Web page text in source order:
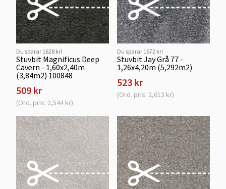
Du sparar 1628 kr!
Stuvbit Magnificus Deep
Cavern - 1,60x2,40m
(3,84m2) 100848
509 kr
(Ord. pris: 2,544 kr)
Du sparar 1672 kr!
Stuvbit Jay Grå 77 -
1,26x4,20m (5,292m2)
523 kr
(Ord. pris: 2,613 kr)